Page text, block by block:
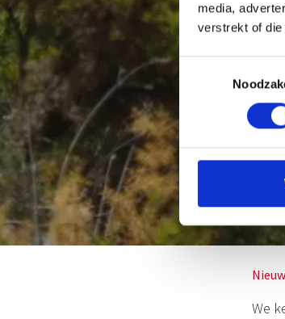
media,
verstrekt of
We